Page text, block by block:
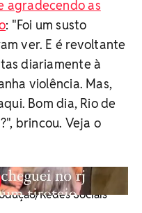
agradecendo as
: "Foi um susto
ver. E é revoltante
diariamente à
violência. Mas,
Bom dia, Rio de
brincou. Veja o
Janaína na
do fogo cruzado que
Redes Sociais